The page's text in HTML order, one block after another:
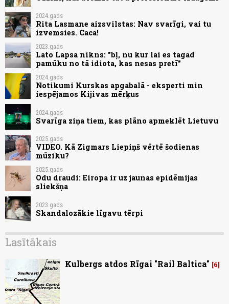
2024.gads
Rita Lasmane aizsvilstas: Nav svarīgi, vai tu
izvemsies. Caca!
2023.gads
Lato Lapsa nikns: "bļ, nu kur lai es tagad
pamūku no tā idiota, kas nesas pretī"
2024.gads
Notikumi Kurskas apgabalā - eksperti min
iespējamos Kijivas mērķus
2024.gads
Svarīga ziņa tiem, kas plāno apmeklēt Lietuvu
2025.gads
VIDEO. Kā Zigmars Liepiņš vērtē šodienas
mūziku?
2025.gads
Odu draudi: Eiropa ir uz jaunas epidēmijas
sliekšņa
2023.gads
Skandalozākie līgavu tērpi
Lasītākais
Kulbergs atdos Rīgai "Rail Baltica" 6